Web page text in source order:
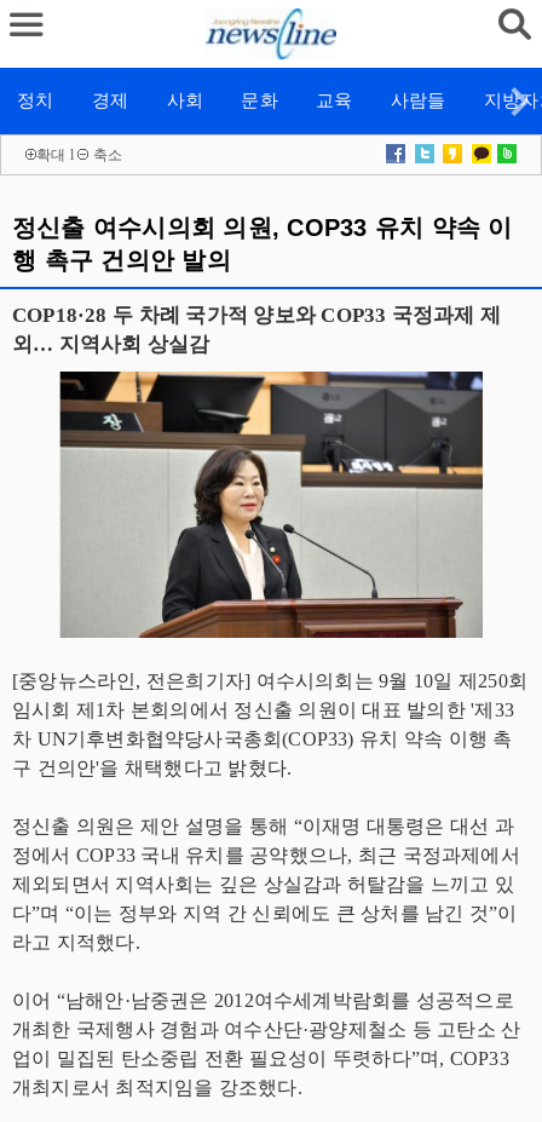
정치 경제 사회 문화 교육 사람들 지방
확대 l 축소
정신출 여수시의회 의원, COP33 유치 약속 이
행 촉구 건의안 발의
COP18·28 두 차례 국가적 양보와 COP33 국정과제 제
외… 지역사회 상실감
[중앙뉴스라인, 전은희기자] 여수시의회는 9월 10일 제250회
임시회 제1차 본회의에서 정신출 의원이 대표 발의한 '제33
차 UN기후변화협약당사국총회(COP33) 유치 약속 이행 촉
구 건의안'을 채택했다고 밝혔다.
정신출 의원은 제안 설명을 통해 “이재명 대통령은 대선 과
정에서 COP33 국내 유치를 공약했으나, 최근 국정과제에서
제외되면서 지역사회는 깊은 상실감과 허탈감을 느끼고 있
다”며 “이는 정부와 지역 간 신뢰에도 큰 상처를 남긴 것”이
라고 지적했다.
이어 “남해안·남중권은 2012여수세계박람회를 성공적으로
개최한 국제행사 경험과 여수산단·광양제철소 등 고탄소 산
업이 밀집된 탄소중립 전환 필요성이 뚜렷하다”며, COP33
개최지로서 최적지임을 강조했다.